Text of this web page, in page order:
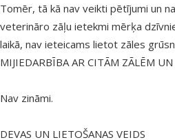
Tomēr, tā kā nav veikti pētījumi un
veterināro zāļu ietekmi mērķa
laikā, nav ieteicams lietot zāles
MIJIEDARBĪBA AR CITĀM ZĀLĒM
Nav zināmi.
DEVAS UN LIETOŠANAS VEIDS